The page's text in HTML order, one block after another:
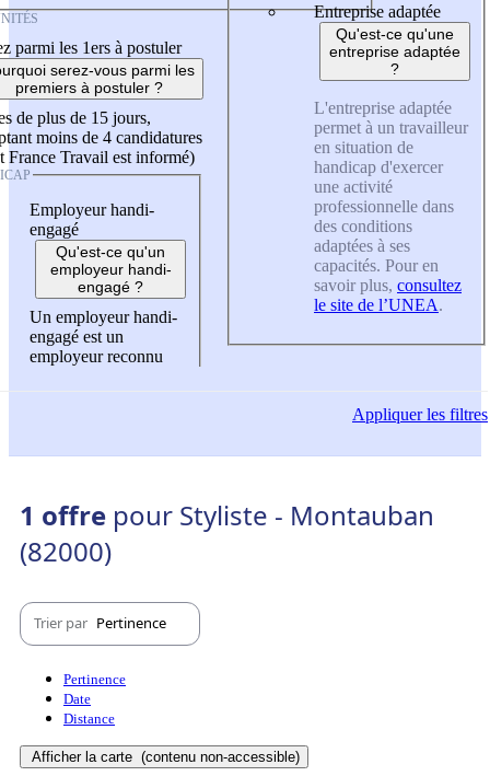
parmi les 1ers à postuler
serez-vous parmi les
premiers à postuler ?
de plus de 15 jours,
moins de 4 candidatures
France Travail est informé)
Employeur handi-
engagé
Qu'est-ce qu'un
employeur handi-
engagé ?
Un employeur handi-
engagé est un
employeur reconnu
Entreprise adaptée
Qu'est-ce qu'une
entreprise adaptée
?
L'entreprise adaptée
permet à un travailleur
en situation de
handicap d'exercer
une activité
professionnelle dans
des conditions
adaptées à ses
capacités. Pour en
savoir plus, consultez
le site de l’UNEA.
Appliquerles filtres
1 offre pour Styliste - Montauban
(82000)
Trier par Pertinence
Pertinence
Date
Distance
Afficher la carte (contenu non-accessible)